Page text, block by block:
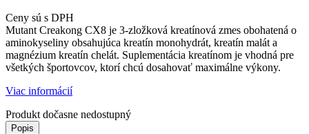
Ceny sú s DPH
Mutant Creakong CX8 je 3-zložková kreatínová zmes obohatená o
aminokyseliny obsahujúca kreatín monohydrát, kreatín malát a
magnézium kreatín chelát. Suplementácia kreatínom je vhodná pre
všetkých športovcov, ktorí chcú dosahovať maximálne výkony.
Viac informácií
Produkt dočasne nedostupný
Popis